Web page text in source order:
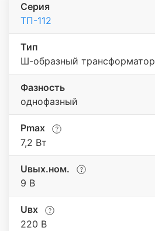
Серия
ТП-112
Тип
Ш-образный трансформатор
Фазность
однофазный
Pmax
7,2 Вт
Uвых.ном.
9 В
Uвх
220 В